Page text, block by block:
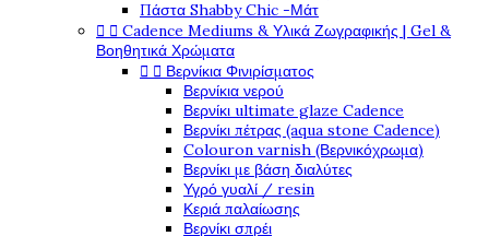
Πάστα Shabby Chic -Μάτ
  Cadence Mediums & Υλικά Ζωγραφικής | Gel &
Βοηθητικά Χρώματα
  Βερνίκια Φινιρίσματος
Βερνίκια νερού
Βερνίκι ultimate glaze Cadence
Βερνίκι πέτρας (aqua stone Cadence)
Colouron varnish (Βερνικόχρωμα)
Βερνίκι με βάση διαλύτες
Υγρό γυαλί / resin
Κεριά παλαίωσης
Βερνίκι σπρέι